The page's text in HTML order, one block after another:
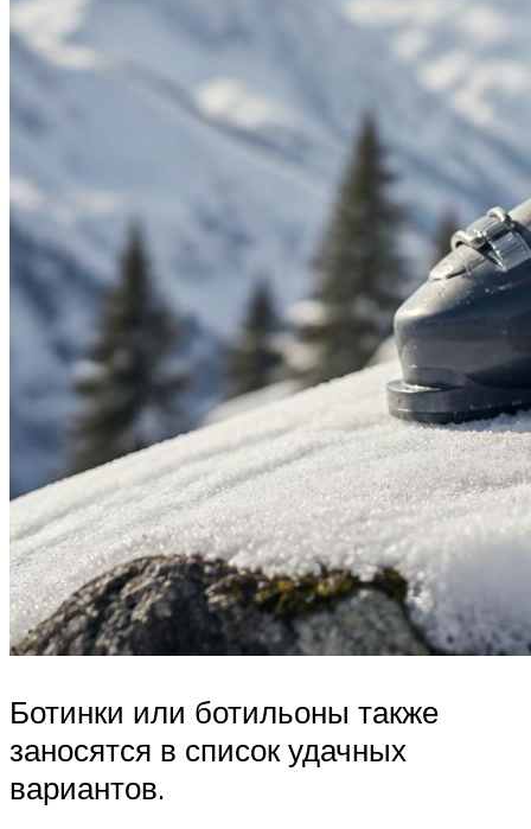
Ботинки или ботильоны также
заносятся в список удачных
вариантов.